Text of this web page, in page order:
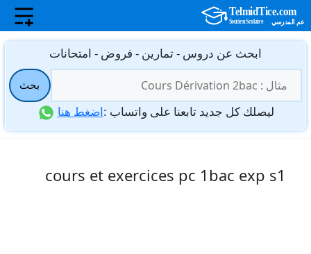
انتقل
المحتوى
ابحث عن دروس - تمارين - فروض - امتحانات
عن:
بحث
ليصلك كل جديد تابعنا على واتساب :اضغط هنا
cours et exercices pc 1bac exp s1